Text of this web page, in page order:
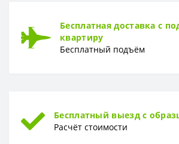
Бесплатная доставка с
квартиру
Бесплатный подъём
Бесплатный выезд с
Расчёт стоимости